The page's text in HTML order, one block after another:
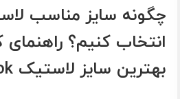
چگونه سایز مناسب
انتخاب کنیم؟
بهترین سایز لاستیک Hankook